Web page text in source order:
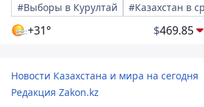
#Выборы в Курултай
#Казахстан в
+31° $469.85
Новости Казахстана и мира на сегодня
Редакция Zakon.kz